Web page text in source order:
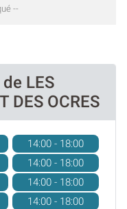
--
LES
DES OCRES
14:00 - 18:00
14:00 - 18:00
14:00 - 18:00
14:00 - 18:00